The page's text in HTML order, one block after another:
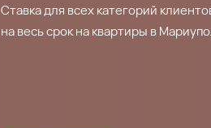
Ставка для всех категорий
на весь срок на квартиры в